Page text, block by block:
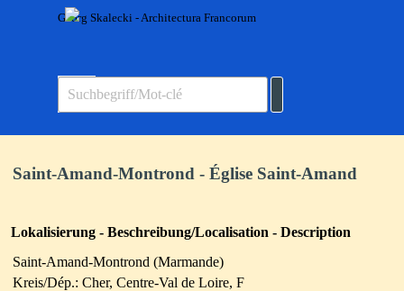
Direkt zum Seiteninhalt
Georg Skalecki - Architectura Francorum
Saint-Amand-Montrond - Église Saint-Amand
Lokalisierung - Beschreibung/Localisation - Description
Saint-Amand-Montrond (Marmande)
Kreis/Dép.: Cher, Centre-Val de Loire, F